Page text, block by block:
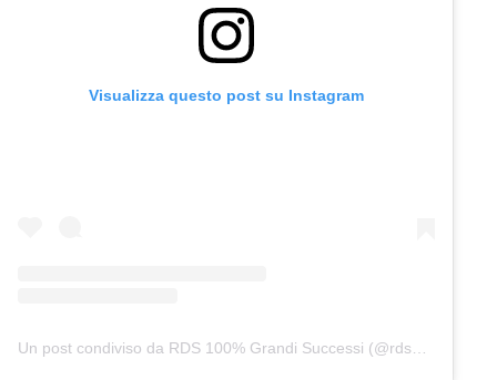
Visualizza questo post su Instagram
Un post condiviso da RDS 100% Grandi Successi (@rds_official)